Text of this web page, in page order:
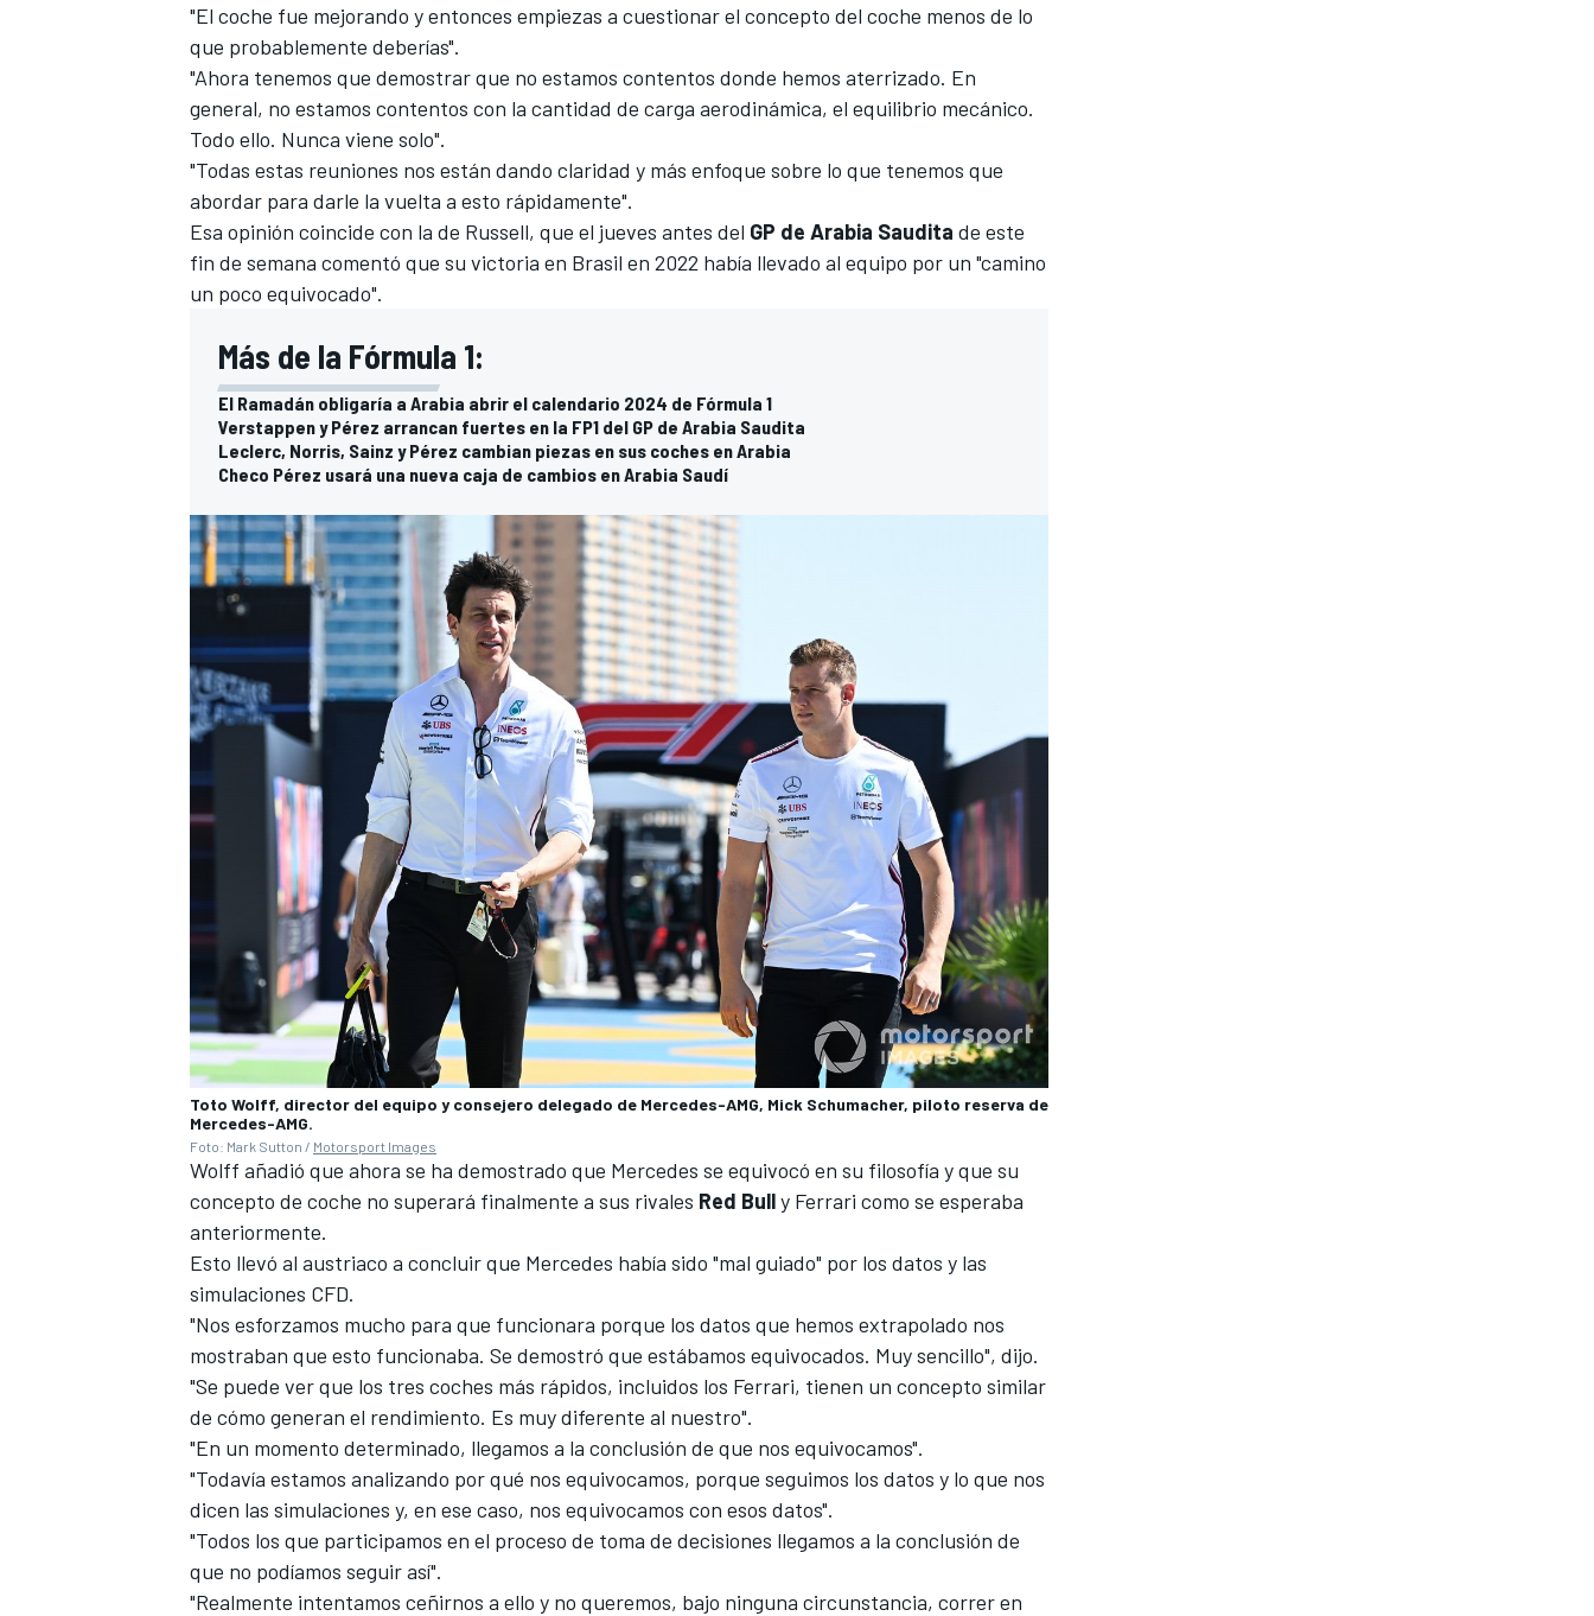
MÁS CATEGORÍAS
"El coche fue mejorando y entonces empiezas a cuestionar el concepto del coche menos de lo
que probablemente deberías".
"Ahora tenemos que demostrar que no estamos contentos donde hemos aterrizado. En
general, no estamos contentos con la cantidad de carga aerodinámica, el equilibrio mecánico.
Todo ello. Nunca viene solo".
"Todas estas reuniones nos están dando claridad y más enfoque sobre lo que tenemos que
abordar para darle la vuelta a esto rápidamente".
Esa opinión coincide con la de Russell, que el jueves antes del GP de Arabia Saudita de este
fin de semana comentó que su victoria en Brasil en 2022 había llevado al equipo por un "camino
un poco equivocado".
Más de la Fórmula 1:
El Ramadán obligaría a Arabia abrir el calendario 2024 de Fórmula 1
Verstappen y Pérez arrancan fuertes en la FP1 del GP de Arabia Saudita
Leclerc, Norris, Sainz y Pérez cambian piezas en sus coches en Arabia
Checo Pérez usará una nueva caja de cambios en Arabia Saudí
Toto Wolff, director del equipo y consejero delegado de Mercedes-AMG, Mick Schumacher, piloto reserva de
Mercedes-AMG.
Foto: Mark Sutton / Motorsport Images
Wolff añadió que ahora se ha demostrado que Mercedes se equivocó en su filosofía y que su
concepto de coche no superará finalmente a sus rivales Red Bully Ferrari como se esperaba
anteriormente.
Esto llevó al austriaco a concluir que Mercedes había sido "mal guiado" por los datos y las
simulaciones CFD.
"Nos esforzamos mucho para que funcionara porque los datos que hemos extrapolado nos
mostraban que esto funcionaba. Se demostró que estábamos equivocados. Muy sencillo", dijo.
"Se puede ver que los tres coches más rápidos, incluidos los Ferrari, tienen un concepto similar
de cómo generan el rendimiento. Es muy diferente al nuestro".
"En un momento determinado, llegamos a la conclusión de que nos equivocamos".
"Todavía estamos analizando por qué nos equivocamos, porque seguimos los datos y lo que nos
dicen las simulaciones y, en ese caso, nos equivocamos con esos datos".
"Todos los que participamos en el proceso de toma de decisiones llegamos a la conclusión de
que no podíamos seguir así".
"Realmente intentamos ceñirnos a ello y no queremos, bajo ninguna circunstancia, correr en